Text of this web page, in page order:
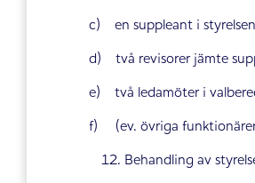
c) en suppleant i
d) två revisorer jämte
e) två ledamöter i
f) (ev. övriga
Behandling av